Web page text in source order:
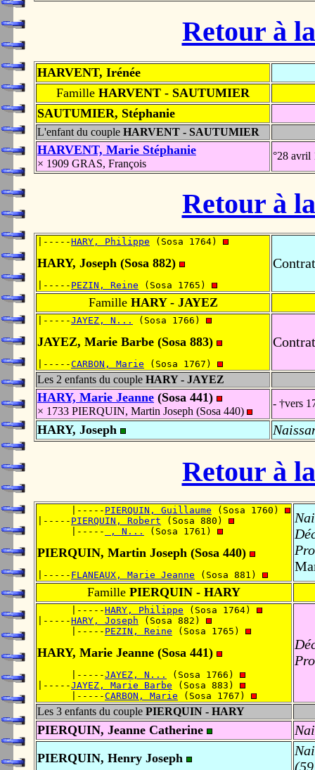
Retour à
HARVENT, Irénée
Famille HARVENT - SAUTUMIER
SAUTUMIER, Stéphanie
L'enfant du couple HARVENT - SAUTUMIER
HARVENT, Marie Stéphanie
× 1909 GRAS, François
°28
Retour à
|-----HARY, Philippe (Sosa 1764)
HARY, Joseph (Sosa 882)
|----- PEZIN, Reine (Sosa 1765)
FamilleHARY - JAYEZ
|-----JAYEZ, N... (Sosa 1766)
JAYEZ, Marie Barbe (Sosa 883)
|-----CARBON, Marie (Sosa 1767)
Les 2 enfants du couple HARY - JAYEZ
HARY, Marie Jeanne (Sosa 441)
× 1733 PIERQUIN, Martin Joseph (Sosa 440)
- †vers
HARY, Joseph
Retour à
      |-----
PIERQUIN, Guillaume (Sosa 1760)
|----- PIERQUIN, Robert (Sosa 880)
      |-----
, N... (Sosa 1761)
PIERQUIN, Martin Joseph (Sosa 440)
|----- FLANEAUX, Marie Jeanne (Sosa 881)
Famille PIERQUIN - HARY
      |-----
HARY, Philippe (Sosa 1764)
|-----HARY, Joseph (Sosa 882)
      |-----
PEZIN, Reine (Sosa 1765)
HARY, Marie Jeanne (Sosa 441)
      |-----
JAYEZ, N...
(Sosa 1766)
|-----JAYEZ, Marie Barbe (Sosa 883)
      |-----
CARBON, Marie (Sosa 1767)
Les 3 enfants du couple PIERQUIN - HARY
PIERQUIN, Jeanne Catherine
PIERQUIN, Henry Joseph